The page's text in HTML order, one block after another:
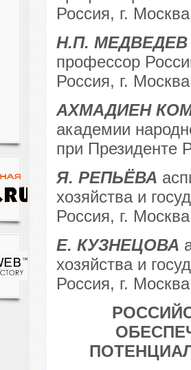
Россия, г. Москва
Н.П. МЕДВЕДЕВ
профессор
Россия, г. Москва
АХМАДИЕН
академии
при Президенте
Я. РЕПЬЁВА
хозяйства и
Россия, г. Москва
Е. КУЗНЕЦОВА
хозяйства и
Россия, г. Москва